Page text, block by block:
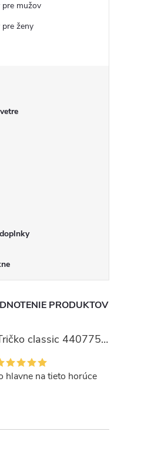
pre mužov
pre ženy
PRODUKTOV
GAP Pánské Tričko classic 440775-00
hlavne na tieto horúce